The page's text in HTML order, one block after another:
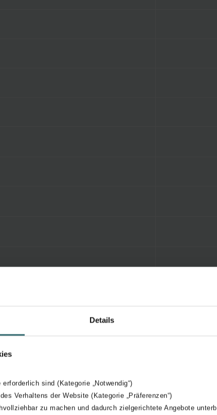
Details
sind (Kategorie „Notwendig“)
Verhaltens der Website (Kategorie „Präferenzen“)
zu machen und dadurch zielgerichtete Angebote